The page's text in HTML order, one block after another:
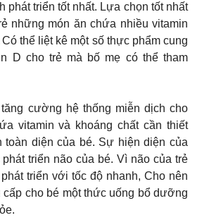
phát triển tốt nhất. Lựa chọn tốt nhất
những món ăn chứa nhiều vitamin
thể liệt kê một số thực phẩm cung
D cho trẻ mà bố mẹ có thể tham
cường hệ thống miễn dịch cho
vitamin và khoáng chất cần thiết
toàn diện của bé. Sự hiện diện của
triển não của bé. Vì não của trẻ
triển với tốc độ nhanh, Cho nên
cho bé một thức uống bổ dưỡng